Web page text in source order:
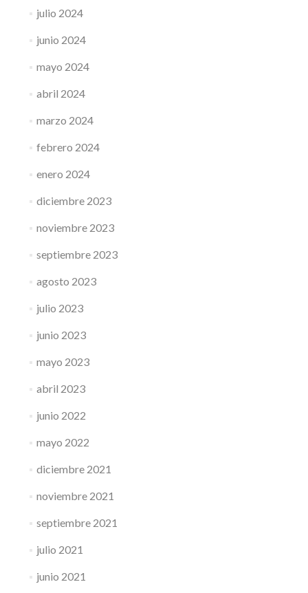
julio 2024
junio 2024
mayo 2024
abril 2024
marzo 2024
febrero 2024
enero 2024
diciembre 2023
noviembre 2023
septiembre 2023
agosto 2023
julio 2023
junio 2023
mayo 2023
abril 2023
junio 2022
mayo 2022
diciembre 2021
noviembre 2021
septiembre 2021
julio 2021
junio 2021